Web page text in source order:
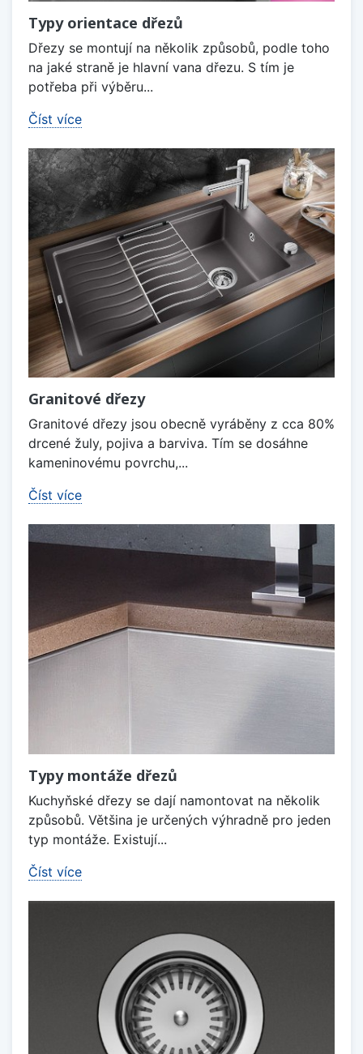
Typy orientace dřezů
Dřezy se montují na několik způsobů, podle toho
na jaké straně je hlavní vana dřezu. S tím je
potřeba při výběru...
Číst více
Granitové dřezy
Granitové dřezy jsou obecně vyráběny z cca 80%
drcené žuly, pojiva a barviva. Tím se dosáhne
kameninovému povrchu,...
Číst více
Typy montáže dřezů
Kuchyňské dřezy se dají namontovat na několik
způsobů. Většina je určených výhradně pro jeden
typ montáže. Existují...
Číst více